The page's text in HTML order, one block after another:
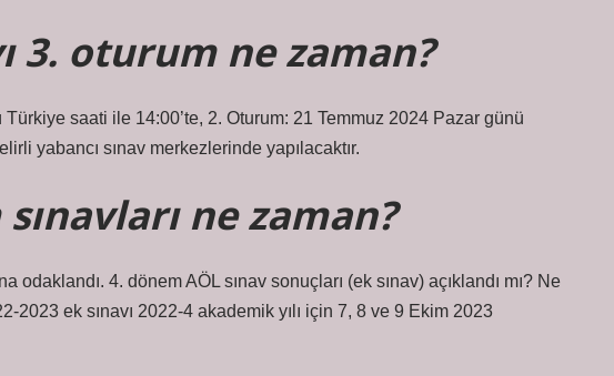
3. oturum ne zaman?
saati ile 14:00’te, 2. Oturum: 21 Temmuz 2024 Pazar günü
yabancı sınav merkezlerinde yapılacaktır.
ne zaman?
odaklandı. 4. dönem AÖL sınav sonuçları (ek sınav) açıklandı mı? Ne
2023 ek sınavı 2022-4 akademik yılı için 7, 8 ve 9 Ekim 2023